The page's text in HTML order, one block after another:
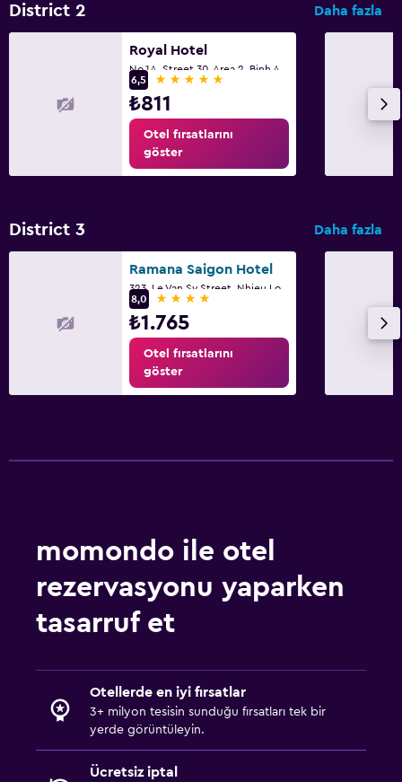
District 2 Daha fazla
Royal Hotel
6,5
5 yıldız
₺811
Otel fırsatlarını
göster
District 3 Daha fazla
Ramana Saigon Hotel
8,0
4 yıldız
₺1.765
Otel fırsatlarını
göster
momondo ile otel
rezervasyonu yaparken
tasarruf et
Otellerde en iyi fırsatlar
3+ milyon tesisin sunduğu fırsatları tek bir
yerde görüntüleyin.
Ücretsiz iptal